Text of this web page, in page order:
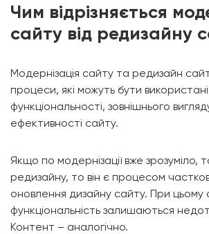
Чим відрізняється
сайту від редизайну
Модернізація сайту та редизайн
процеси, які можуть бути
функціональності, зовнішнього
ефективності сайту.
Якщо по модернізації вже зрозуміло,
редизайну, то він є процесом
оновлення дизайну сайту. При цьому
функціональність залишаються
Контент – аналогічно.